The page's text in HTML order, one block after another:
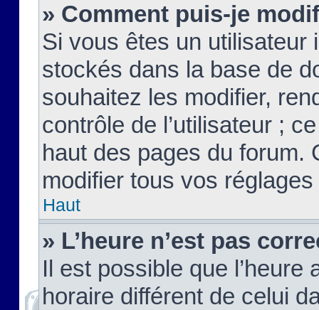
» Comment puis-je
Si vous êtes un
stockés dans la base de
souhaitez les modifier,
contrôle de l’utilisateur ;
haut des pages du forum.
modifier tous vos
Haut
» L’heure n’est pas
Il est possible que
horaire différent de celui